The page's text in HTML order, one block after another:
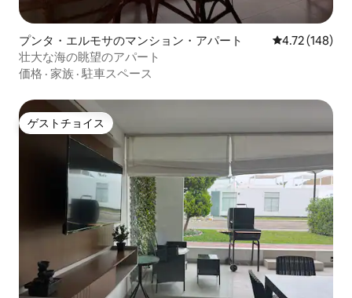
プンタ・エルモサのマンション・アパート レビュー148
4.72 (148)
壮大な海の眺望のアパート
価格 · 家族 ·駐車スペース
ゲストチョイス
ゲストチョイス